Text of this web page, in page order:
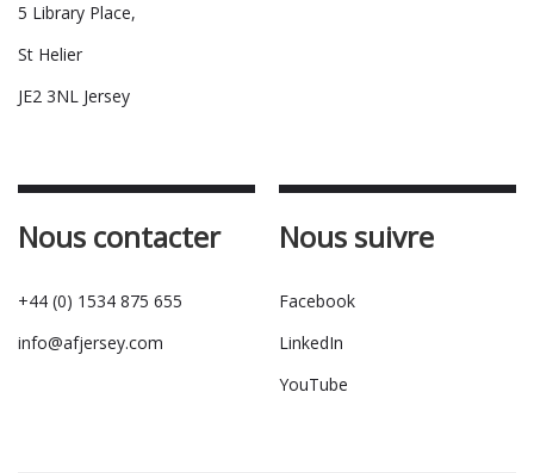
5 Library Place,
St Helier
JE2 3NL Jersey
Nous contacter
+44 (0) 1534 875 655
info@afjersey.com
Nous suivre
Facebook
LinkedIn
YouTube